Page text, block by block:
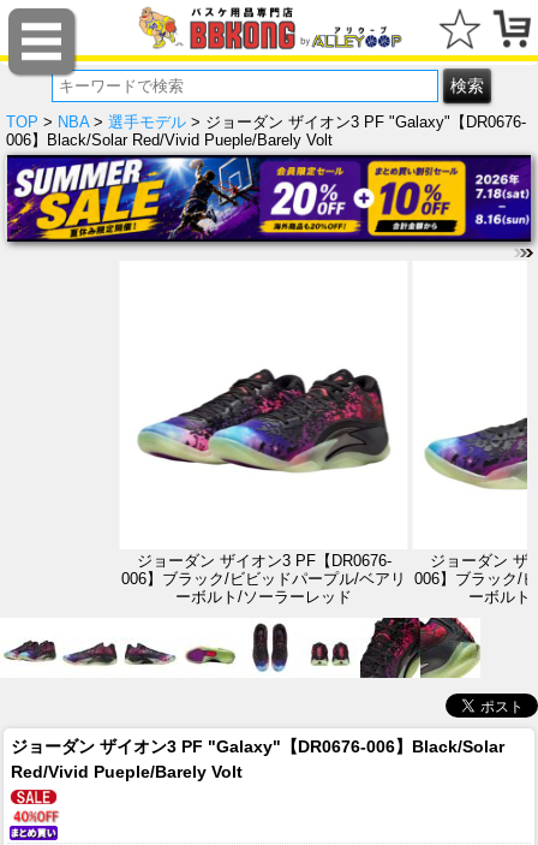
TOP > NBA> 選手モデル > ジョーダン ザイオン3 PF "Galaxy"【DR0676-
006】Black/Solar Red/Vivid Pueple/Barely Volt
ジョーダン ザイオン3 PF【DR0676-
006】ブラック/ビビッドパープル/ベアリ
ーボルト/ソーラーレッド
ジョーダン ザ
006】ブラック/
ーボルト
ジョーダン ザイオン3 PF "Galaxy"【DR0676-006】Black/Solar
Red/Vivid Pueple/Barely Volt